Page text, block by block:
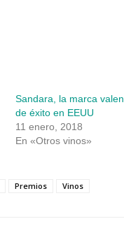
Sandara, la marca
de éxito en EEUU
11 enero, 2018
En «Otros vinos»
Premios Vinos